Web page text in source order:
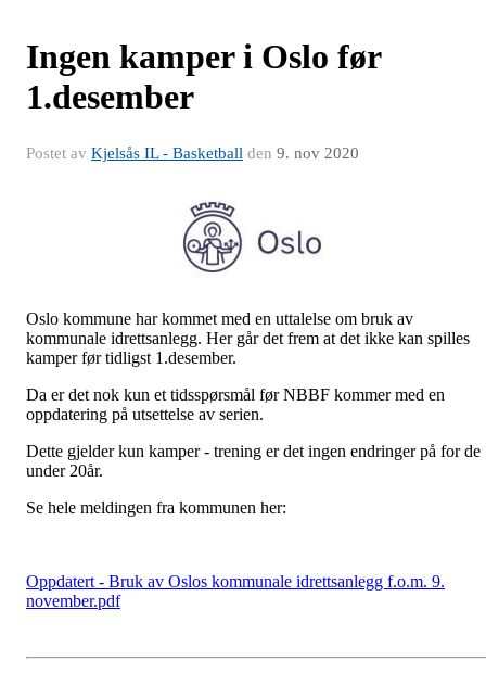
Ingen kamper i Oslo før
1.desember
Postet av Kjelsås IL - Basketball den 9. nov 2020
Oslo kommune har kommet med en uttalelse om bruk av
kommunale idrettsanlegg. Her går det frem at det ikke kan spilles
kamper før tidligst 1.desember.
Da er det nok kun et tidsspørsmål før NBBF kommer med en
oppdatering på utsettelse av serien.
Dette gjelder kun kamper - trening er det ingen endringer på for de
under 20år.
Se hele meldingen fra kommunen her:
Oppdatert - Bruk av Oslos kommunale idrettsanlegg f.o.m. 9.
november.pdf